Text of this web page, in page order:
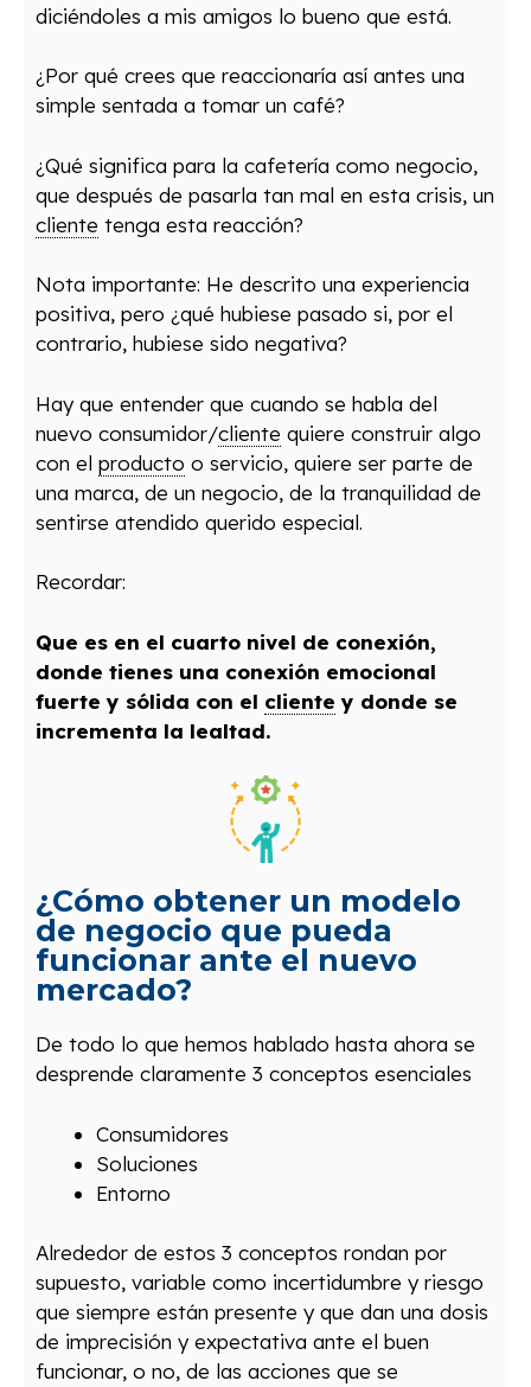
diciéndoles a mis amigos lo bueno que está.
¿Por qué crees que reaccionaría así antes una
simple sentada a tomar un café?
¿Qué significa para la cafetería como negocio,
que después de pasarla tan mal en esta crisis, un
cliente tenga esta reacción?
Nota importante: He descrito una experiencia
positiva, pero ¿qué hubiese pasado si, por el
contrario, hubiese sido negativa?
Hay que entender que cuando se habla del
nuevo consumidor/cliente quiere construir algo
con el producto o servicio, quiere ser parte de
una marca, de un negocio, de la tranquilidad de
sentirse atendido querido especial.
Recordar:
Que es en el cuarto nivel de conexión,
donde tienes una conexión emocional
fuerte y sólida con el cliente y donde se
incrementa la lealtad.
¿Cómo obtener un modelo
de negocio que pueda
funcionar ante el nuevo
mercado?
De todo lo que hemos hablado hasta ahora se
desprende claramente 3 conceptos esenciales
Consumidores
Soluciones
Entorno
Alrededor de estos 3 conceptos rondan por
supuesto, variable como incertidumbre y riesgo
que siempre están presente y que dan una dosis
de imprecisión y expectativa ante el buen
funcionar, o no, de las acciones que se